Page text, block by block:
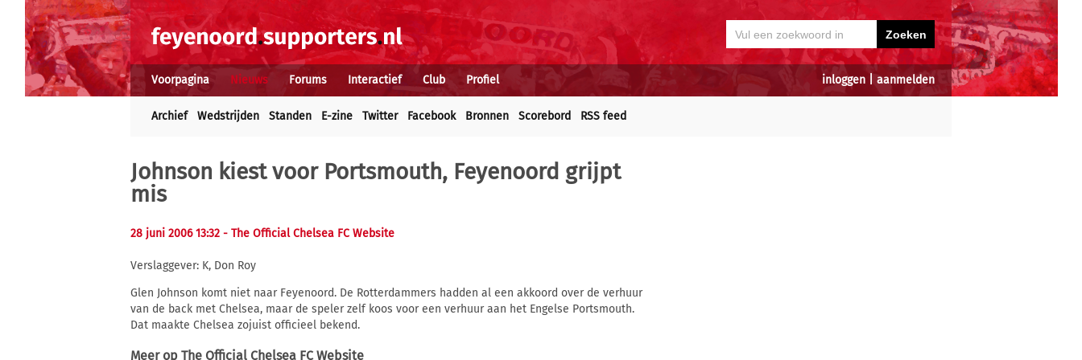
inloggen aanmelden
Voorpagina Nieuws Forums Interactief Club Profiel
Archief Wedstrijden Standen E-zine Twitter Facebook Bronnen Scorebord RSS feed
Johnson kiest voor Portsmouth, Feyenoord grijpt
mis
28 juni 2006 13:32 - The Official Chelsea FC Website
Verslaggever: K, Don Roy
Glen Johnson komt niet naar Feyenoord. De Rotterdammers hadden al een akkoord over de verhuur
van de back met Chelsea, maar de speler zelf koos voor een verhuur aan het Engelse Portsmouth.
Dat maakte Chelsea zojuist officieel bekend.
Meer op The Official Chelsea FC Website